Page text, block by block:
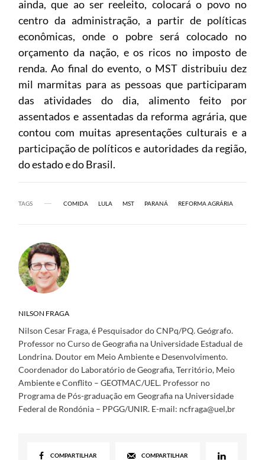
ainda, que ao ser reeleito, colocará o povo no
centro da administração, a partir de políticas
econômicas, onde o pobre será colocado no
orçamento da nação, e os ricos no imposto de
renda. Ao final do evento, o MST distribuiu dez
mil marmitas para as pessoas que participaram
das atividades do dia, alimento feito por
assentados e assentadas da reforma agrária, que
contou com muitas apresentações culturais e a
participação de políticos e autoridades da região,
do estado e do Brasil.
TAGS COMIDA LULA MST PARANÁ REFORMA AGRÁRIA
NILSON FRAGA
Nilson Cesar Fraga, é Pesquisador do CNPq/PQ. Geógrafo.
Professor no Curso de Geografia na Universidade Estadual de
Londrina. Doutor em Meio Ambiente e Desenvolvimento.
Coordenador do Laboratório de Geografia, Território, Meio
Ambiente e Conflito – GEOTMAC/UEL. Professor no
Programa de Pós-graduação em Geografia na Universidade
Federal de Rondónia – PPGG/UNIR. E-mail: ncfraga@uel,br
COMPARTILHAR COMPARTILHAR